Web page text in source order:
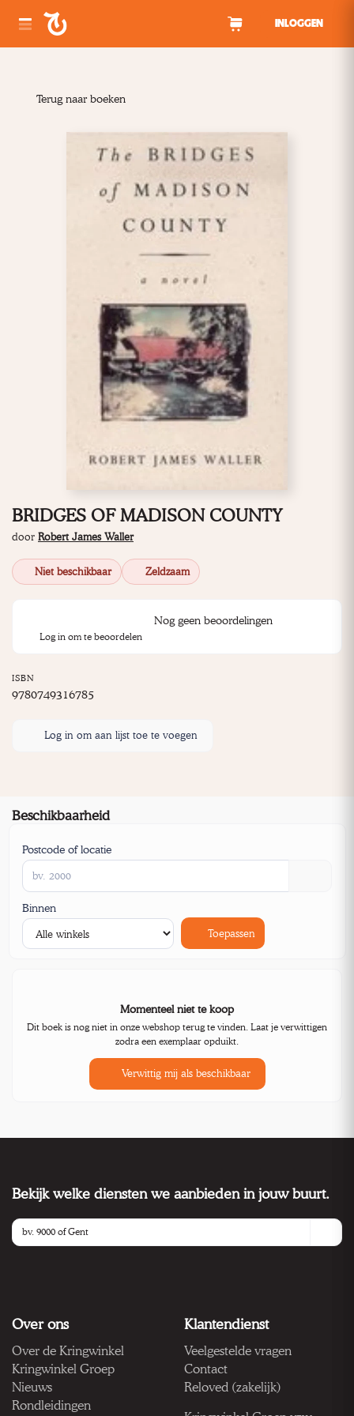
INLOGGEN
Terug naar boeken
BRIDGES OF MADISON COUNTY
door Robert James Waller
Niet beschikbaar Zeldzaam
Nog geen beoordelingen
Log in om te beoordelen
ISBN
9780749316785
Log in om aan lijst toe te voegen
Beschikbaarheid
Postcode of locatie
Binnen
Toepassen
Momenteel niet te koop
Dit boek is nog niet in onze webshop terug te vinden. Laat je verwittigen
zodra een exemplaar opduikt.
Verwittig mij als beschikbaar
Bekijk welke diensten we aanbieden in jouw buurt.
Over ons
Over de Kringwinkel
Kringwinkel Groep
Nieuws
Rondleidingen
Klantendienst
Veelgestelde vragen
Contact
Reloved (zakelijk)